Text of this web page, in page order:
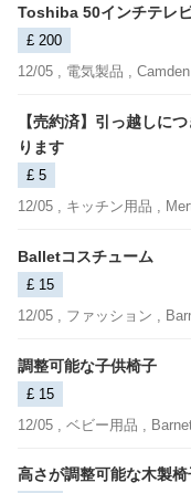
Toshiba 50インチテレ
£ 200
12/05 , 電気製品 , Camden
【売約済】引っ越しに
ります
£ 5
12/05 , キッチン用品 ,
Balletコスチューム
£ 15
12/05 , ファッション ,
調整可能な子供椅子
£ 15
12/05 , ベビー用品 ,
高さが調整可能な木製椅